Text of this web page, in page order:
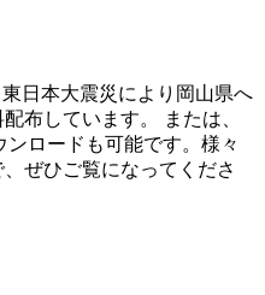
日本大震災により岡山県へ
布しています。 または、
ンロードも可能です。様々
ぜひご覧になってくださ